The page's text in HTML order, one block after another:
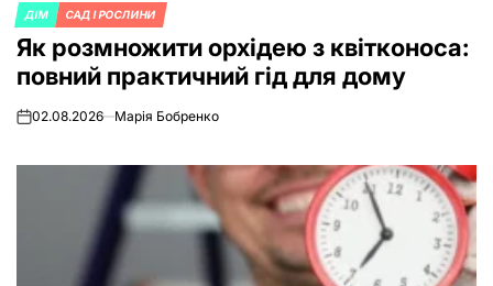
POSTED
IN
ДІМ САД І РОСЛИНИ
Як розмножити орхідею з квітконоса:
повний практичний гід для дому
on02.08.2026 Марія Бобренко